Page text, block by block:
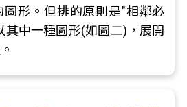
圖形。但排的原則是"相鄰必
其中一種圖形(如圖二)，展開